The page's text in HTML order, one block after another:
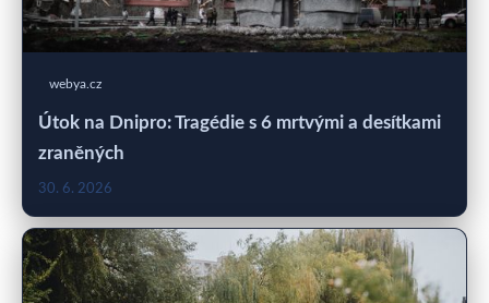
webya.cz
Útok na Dnipro: Tragédie s 6 mrtvými a desítkami
zraněných
30. 6. 2026